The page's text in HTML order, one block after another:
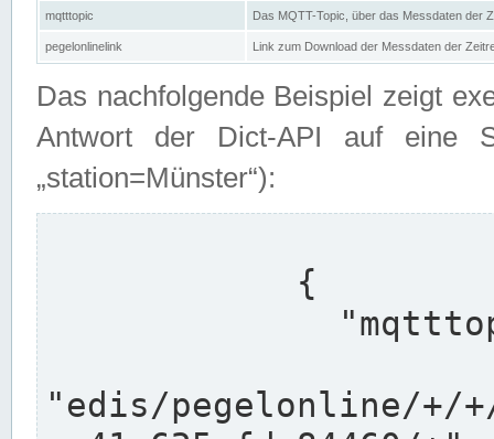
mqtttopic Das MQTT-Topic, über das Messdaten der
pegelonlinelink Link zum Download der Messdaten der
Das nachfolgende Beispiel zeigt
Antwort der Dict-API auf eine
„station=Münster“):
"edis/pegelonline/+/